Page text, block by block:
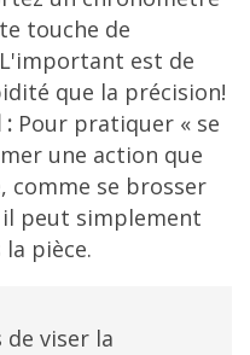
touche de
est de
que la précision!
: Pour pratiquer « se
une action que
comme se brosser
il peut simplement
pièce.
de viser la